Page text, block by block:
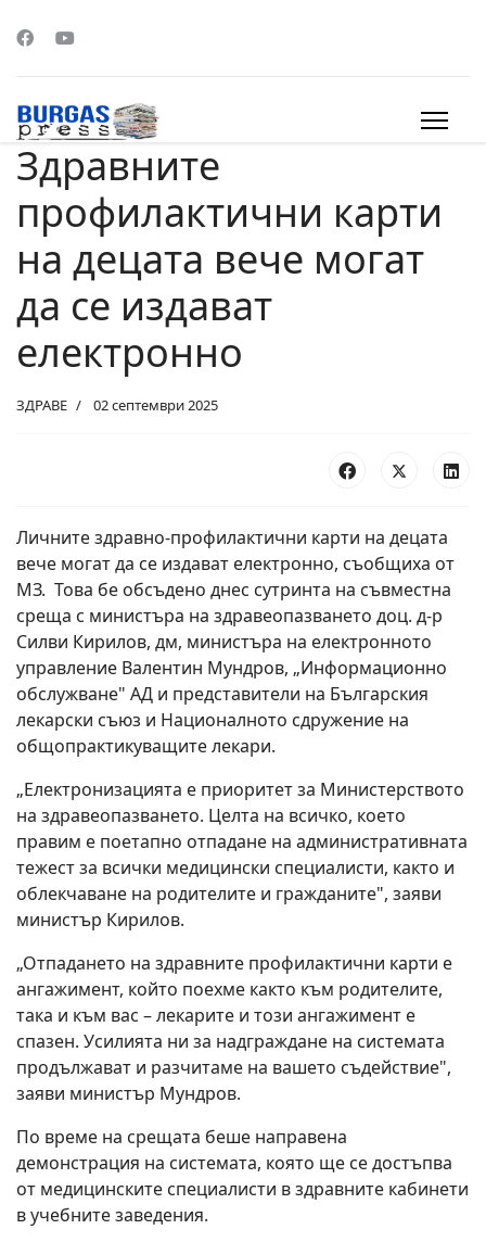
Здравните
профилактични карти
на децата вече могат
да се издават
електронно
ЗДРАВЕ 02 септември 2025
Личните здравно-профилактични карти на децата
вече могат да се издават електронно, съобщиха от
МЗ. Това бе обсъдено днес сутринта на съвместна
среща с министъра на здравеопазването доц. д-р
Силви Кирилов, дм, министъра на електронното
управление Валентин Мундров, „Информационно
обслужване" АД и представители на Българския
лекарски съюз и Националното сдружение на
общопрактикуващите лекари.
„Електронизацията е приоритет за Министерството
на здравеопазването. Целта на всичко, което
правим е поетапно отпадане на административната
тежест за всички медицински специалисти, както и
облекчаване на родителите и гражданите", заяви
министър Кирилов.
„Отпадането на здравните профилактични карти е
ангажимент, който поехме както към родителите,
така и към вас – лекарите и този ангажимент е
спазен. Усилията ни за надграждане на системата
продължават и разчитаме на вашето съдействие",
заяви министър Мундров.
По време на срещата беше направена
демонстрация на системата, която ще се достъпва
от медицинските специалисти в здравните кабинети
в учебните заведения.